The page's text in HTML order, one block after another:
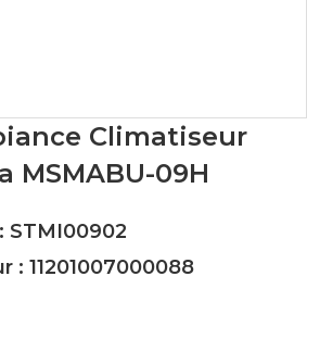
Climatiseur
MSMABU-09H
STMI00902
: 11201007000088